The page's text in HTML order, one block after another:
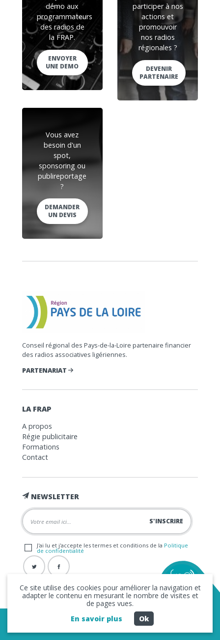
démo aux
programmateurs
des radios de
la FRAP.
ENVOYER
UNE DEMO
participer à nos
actions et
promouvoir
nos radios
régionales ?
DEVENIR
PARTENAIRE
Vous avez
besoin d'un
spot,
sponsoring ou
publireportage
?
DEMANDER
UN DEVIS
Conseil régional des Pays-de-la-Loire partenaire financier
des radios associatives ligériennes.
PARTENARIAT
LA FRAP
A propos
Régie publicitaire
Formations
Contact
NEWSLETTER
J'ai lu et j'accepte les termes et conditions de la Politique
de confidentialité
Copyright © 2026 La FRAP -Mentions légales
Business to Web
Ce site utilise des cookies pour améliorer la navigation et
adapter le contenu en mesurant le nombre de visites et
de pages vues.
En savoir plus
Ok